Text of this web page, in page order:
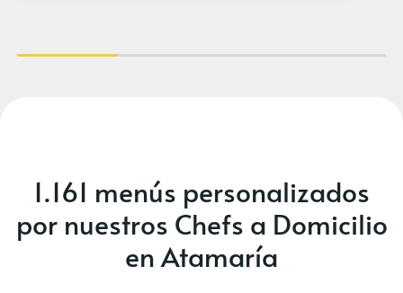
1.161 menús personalizados
por nuestros Chefs a Domicilio
en Atamaría